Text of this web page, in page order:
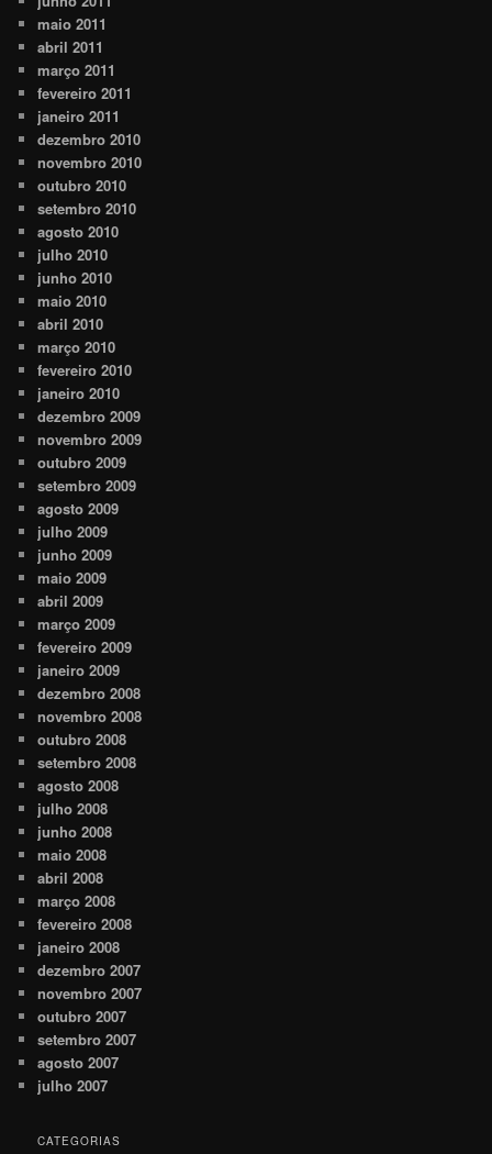
maio 2011
abril 2011
março 2011
fevereiro 2011
janeiro 2011
dezembro 2010
novembro 2010
outubro 2010
setembro 2010
agosto 2010
julho 2010
junho 2010
maio 2010
abril 2010
março 2010
fevereiro 2010
janeiro 2010
dezembro 2009
novembro 2009
outubro 2009
setembro 2009
agosto 2009
julho 2009
junho 2009
maio 2009
abril 2009
março 2009
fevereiro 2009
janeiro 2009
dezembro 2008
novembro 2008
outubro 2008
setembro 2008
agosto 2008
julho 2008
junho 2008
maio 2008
abril 2008
março 2008
fevereiro 2008
janeiro 2008
dezembro 2007
novembro 2007
outubro 2007
setembro 2007
agosto 2007
julho 2007
CATEGORIAS